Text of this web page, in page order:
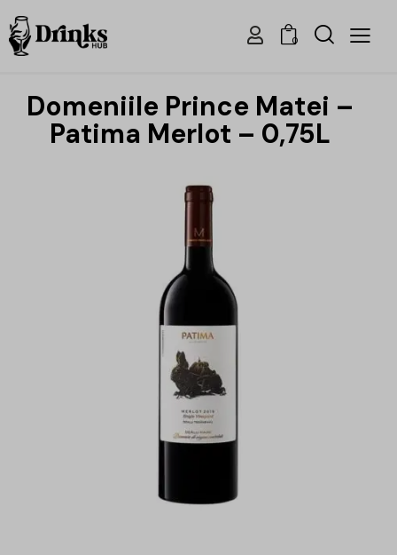
0
Domeniile Prince Matei –
Patima Merlot – 0,75L